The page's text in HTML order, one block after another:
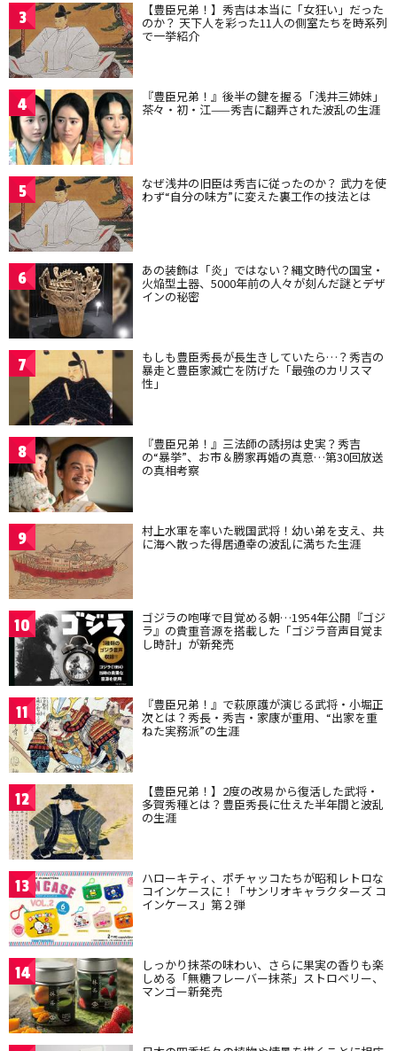
3 【豊臣兄弟！】秀吉は本当に「女狂い」だった
のか？ 天下人を彩った11人の側室たちを時系列
で一挙紹介
4 『豊臣兄弟！』後半の鍵を握る「浅井三姉妹」
茶々・初・江——秀吉に翻弄された波乱の生涯
5 なぜ浅井の旧臣は秀吉に従ったのか？ 武力を使
わず“自分の味方”に変えた裏工作の技法とは
6 あの装飾は「炎」ではない？縄文時代の国宝・
火焔型土器、5000年前の人々が刻んだ謎とデザ
インの秘密
7 もしも豊臣秀長が長生きしていたら…？秀吉の
暴走と豊臣家滅亡を防げた「最強のカリスマ
性」
8 『豊臣兄弟！』三法師の誘拐は史実？秀吉
の“暴挙”、お市＆勝家再婚の真意…第30回放送
の真相考察
9 村上水軍を率いた戦国武将！幼い弟を支え、共
に海へ散った得居通幸の波乱に満ちた生涯
10 ゴジラの咆哮で目覚める朝…1954年公開『ゴジ
ラ』の貴重音源を搭載した「ゴジラ音声目覚ま
し時計」が新発売
11 『豊臣兄弟！』で萩原護が演じる武将・小堀正
次とは？秀長・秀吉・家康が重用、“出家を重
ねた実務派”の生涯
12 【豊臣兄弟！】2度の改易から復活した武将・
多賀秀種とは？豊臣秀長に仕えた半年間と波乱
の生涯
13 ハローキティ、ポチャッコたちが昭和レトロな
コインケースに！「サンリオキャラクターズ コ
インケース」第２弾
14 しっかり抹茶の味わい、さらに果実の香りも楽
しめる「無糖フレーバー抹茶」ストロベリー、
マンゴー新発売